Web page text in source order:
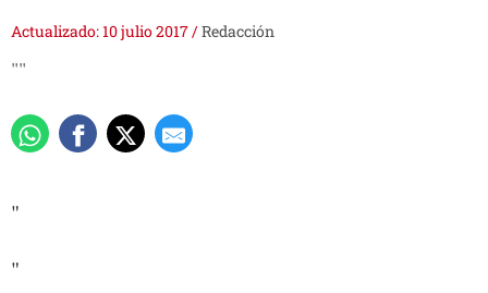
Actualizado: 10 julio 2017/Redacción
""
"
"